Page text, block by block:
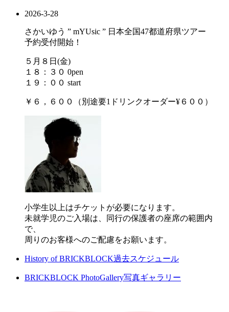
2026-3-28
さかいゆう ” mYUsic ” 日本全国47都道府県ツアー
予約受付開始！
５月８日(金)
１８：３０ 0pen
１９：００ start
￥６，６００（別途要1ドリンクオーダー¥６００）
小学生以上はチケットが必要になります。
未就学児のご入場は、同行の保護者の座席の範囲内
で、
周りのお客様へのご配慮をお願います。
History of BRICKBLOCK過去スケジュール
BRICKBLOCK PhotoGallery写真ギャラリー